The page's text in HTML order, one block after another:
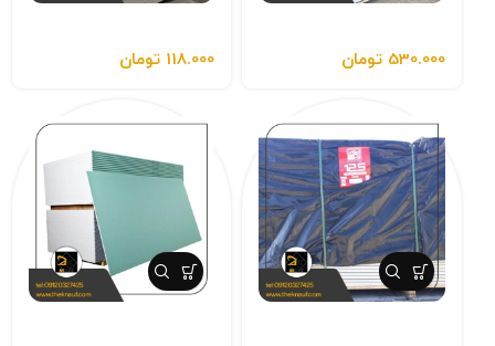
530.000 تومان
118.000 تومان